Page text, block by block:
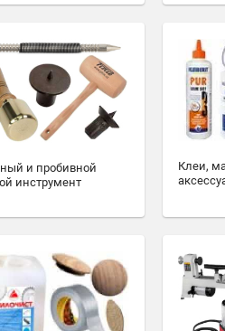
и пробивной
инструмент
Клеи,